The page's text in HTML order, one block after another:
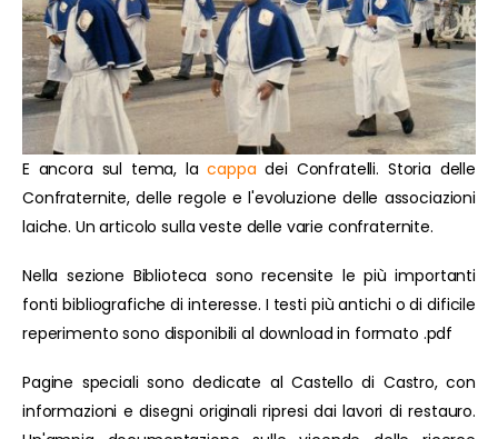
E ancora sul tema, lacappa dei Confratelli. Storia delle
Confraternite, delle regole e l'evoluzione delle associazioni
laiche. Un articolo sulla veste delle varie confraternite.
Nella sezione Biblioteca sono recensite le più importanti
fonti bibliografiche di interesse. I testi più antichi o di dificile
reperimento sono disponibili al download in formato .pdf
Pagine speciali sono dedicate al Castello di Castro, con
informazioni e disegni originali ripresi dai lavori di restauro.